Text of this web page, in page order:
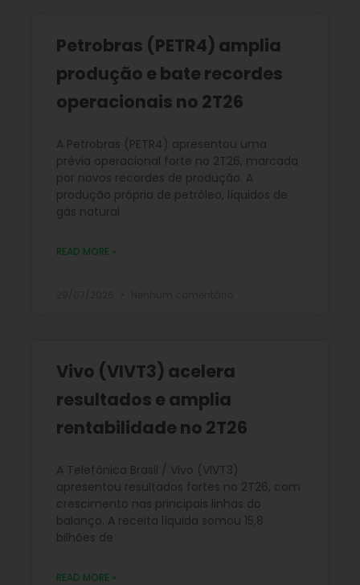
Petrobras (PETR4) amplia
produção e bate recordes
operacionais no 2T26
A Petrobras (PETR4) apresentou uma
prévia operacional forte no 2T26, marcada
por novos recordes de produção. A
produção própria de petróleo, líquidos de
gás natural
READ MORE »
Vivo (VIVT3) acelera
resultados e amplia
rentabilidade no 2T26
A Telefônica Brasil / Vivo (VIVT3)
apresentou resultados fortes no 2T26, com
crescimento nas principais linhas do
balanço. A receita líquida somou 15,8
bilhões de
READ MORE »